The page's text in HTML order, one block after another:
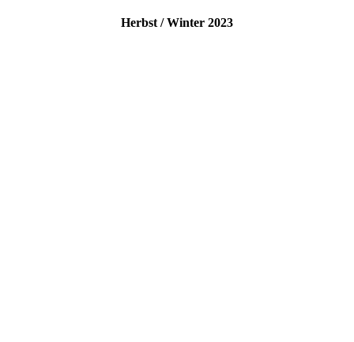
Herbst / Winter 2023